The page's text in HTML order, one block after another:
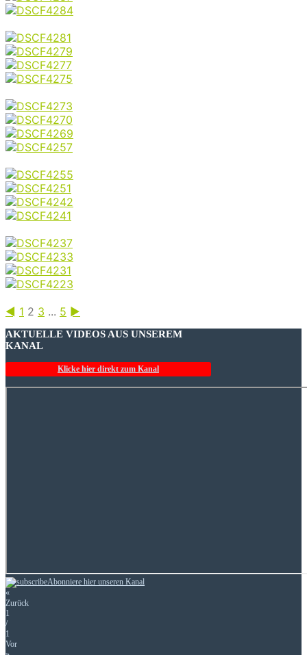
◄ 1 2 3 ... 5 ►
AKTUELLE VIDEOS AUS UNSEREM
KANAL
Klicke hier direkt zum Kanal
Abonniere hier unseren Kanal
«
Zurück
1
/
1
Vor